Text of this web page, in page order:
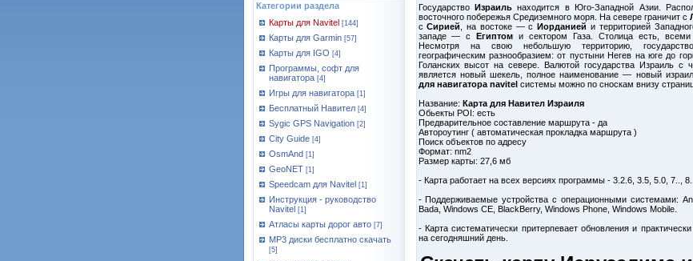
Категории раздела
Карты для Navitel [144]
Карты для Garmin [57]
Карты для IGO [4]
Программы, софт для
навигатора [4]
Игры для навигатора [1]
Бесплатный Навител [4]
Sygic GPS Navigation [2]
City Guide [4]
OsmAnd [1]
GeoNET [1]
Speedcam для Navitel [1]
Инструкция - руководство
Navitel [1]
Атласы карты дорог авто [7]
MP3 диски бесплатно скачать
[5]
Государство Израильнаходится в Юго-Западной Азии.
восточного побережья Средиземного моря. На севере граничит с
сСирией , на востоке — сИорданией и территорией
западе — сЕгиптом и сектором Газа. Столица есть, всеми
Несмотря на свою небольшую территорию,
географическим разнообразием: от пустыни Негев на юге до
Голанских высот на севере. Валютой государства Израиль с
является новый шекель, полное наименование — новый
для навигатора navitelсистемы можно по сноскам внизу
Название: Карта для Навител Израиля
Обьекты POI: есть
Предварительное составление маршрута - да
Автороутинг ( автоматическая прокладка маршрута )
Поиск объектов по адресу
Формат: nm2
Размер карты: 27,6 мб
- Карта работает на всех версиях программы - 3.2.6, 3.5, 5.0, 7..,
- Поддерживаемые устройства с операционными системами:
Bada, Windows CE, BlackBerry, Windows Phone, Windows Mobile.
- Карта систематически притерпевает обновления и
на сегодняшний день.